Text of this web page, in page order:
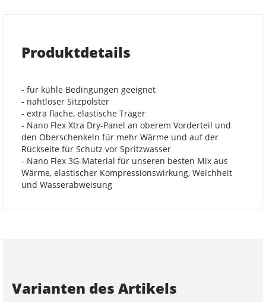
Produktdetails
- für kühle Bedingungen geeignet
- nahtloser Sitzpolster
- extra flache, elastische Träger
- Nano Flex Xtra Dry-Panel an oberem Vorderteil und
den Oberschenkeln für mehr Wärme und auf der
Rückseite für Schutz vor Spritzwasser
- Nano Flex 3G-Material für unseren besten Mix aus
Wärme, elastischer Kompressionswirkung, Weichheit
und Wasserabweisung
Varianten des Artikels